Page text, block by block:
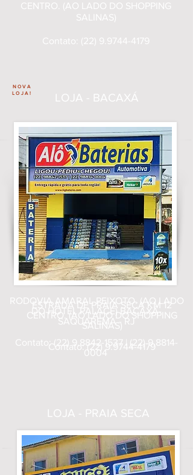
ESTRADA DE PRAIA SECA KM 12
CENTRO. (AO LADO DO SHOPPING
SALINAS)
Contato:(22) 9.9744-4179
LOJA - BACAXÁ
NOVA
LOJA!
CENTRO. (AO LADO DO SHOPPING
SALINAS)
Contato: (22) 9.9744-4179
RODOVIA AMARAL PEIXOTO. (AO LADO
DO HOTEL PALACE) BACAXÁ-
SAQUAREMA - RJ
Contato:(22) 9.8842-1537 | (22) 9.8814-
0004
LOJA - PRAIA SECA